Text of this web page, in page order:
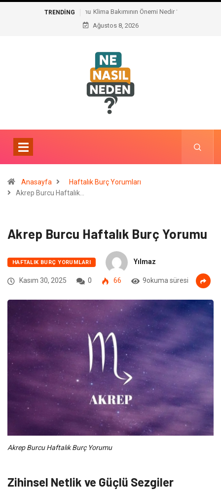
TRENDING
Klima Bakımının Önemi Nedir ?
Ağustos 8, 2026
Anasayfa
Haftalık Burç Yorumları
Akrep Burcu Haftalık…
Akrep Burcu Haftalık Burç Yorumu
HAFTALIK BURÇ YORUMLARI Yılmaz
Kasım 30, 2025 0 66 9okuma süresi
Akrep Burcu Haftalık Burç Yorumu
Zihinsel Netlik ve Güçlü Sezgiler